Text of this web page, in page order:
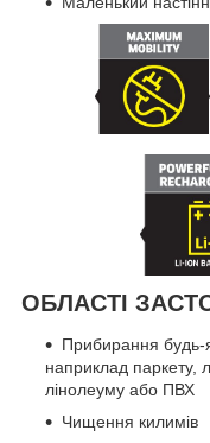
ОБЛАСТІ
Прибирання будь-
наприклад паркету,
лінолеуму або ПВХ
Чищення килимів